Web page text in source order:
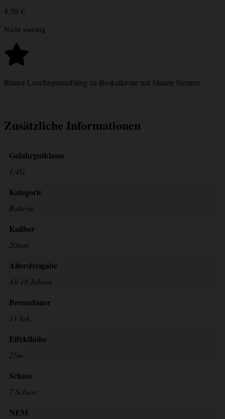
4,50 €
Nicht vorrätig
Blauer Leuchtspuraufstieg zu Brokatkrone mit blauen Sternen
Zusätzliche Informationen
Gefahrgutklasse
1.4G
Kategorie
Batterie
Kaliber
20mm
Altersfreigabe
Ab 18 Jahren
Brenndauer
11 Sek.
Effekthöhe
25m
Schuss
7 Schuss
NEM